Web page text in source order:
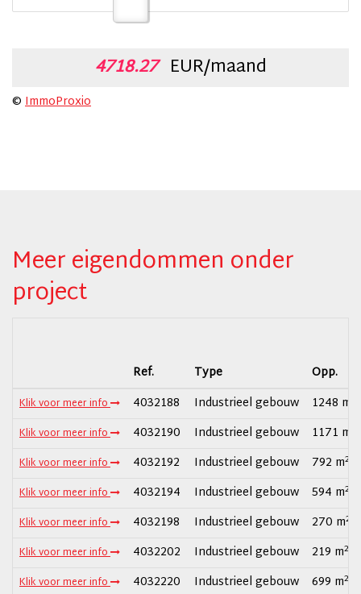
4718.27 EUR/maand
© ImmoProxio
Meer eigendommen onder
project
Ref. Type Opp.
Klik voor meer info 4032188 Industrieel gebouw 1248 m
Klik voor meer info 4032190 Industrieel gebouw 1171 m
Klik voor meer info 4032192 Industrieel gebouw 792 m2
Klik voor meer info 4032194 Industrieel gebouw 594 m2
Klik voor meer info 4032198 Industrieel gebouw 270 m2
Klik voor meer info 4032202 Industrieel gebouw 219 m2
Klik voor meer info 4032220 Industrieel gebouw 699 m2